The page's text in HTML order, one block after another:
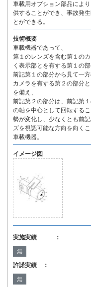
車載用オプション部品によ
供することができ、事故発
とができる。
技術概要
車載機器であって、
第１のレンズを含む第１の
く表示部とを有する第１の部
前記第１の部分から見て一
カメラを有する第２の部分と
を備え、
前記第２の部分は、前記第
の軸を中心として回転する
勢が変化し、少なくとも前
ズを視認可能な方向を向く
車載機器。
イメージ図
実施実績 ：
無
許諾実績 ：
無